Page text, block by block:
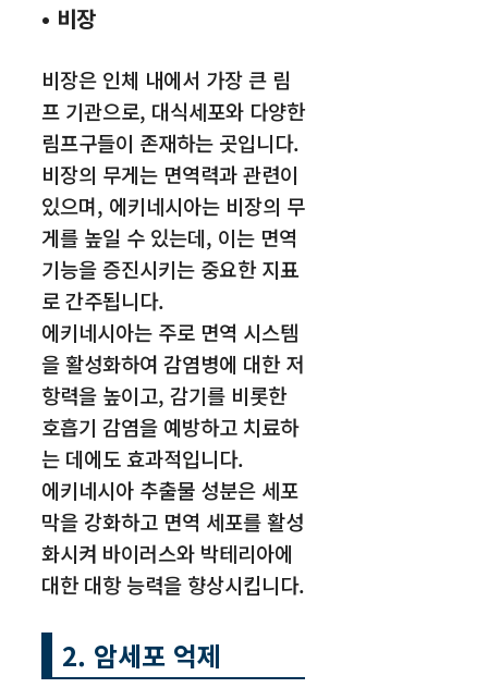
• 비장
비장은 인체 내에서 가장 큰 림
프 기관으로, 대식세포와 다양한
림프구들이 존재하는 곳입니다.
비장의 무게는 면역력과 관련이
있으며, 에키네시아는 비장의 무
게를 높일 수 있는데, 이는 면역
기능을 증진시키는 중요한 지표
로 간주됩니다.
에키네시아는 주로 면역 시스템
을 활성화하여 감염병에 대한 저
항력을 높이고, 감기를 비롯한
호흡기 감염을 예방하고 치료하
는 데에도 효과적입니다.
에키네시아 추출물 성분은 세포
막을 강화하고 면역 세포를 활성
화시켜 바이러스와 박테리아에
대한 대항 능력을 향상시킵니다.
2. 암세포 억제